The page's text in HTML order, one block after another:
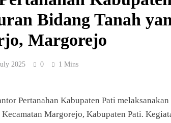
Bidang Tanah
Margorejo
2025 0 1 Mins
Pertanahan Kabupaten Pati
Margorejo, Kabupaten Pati.